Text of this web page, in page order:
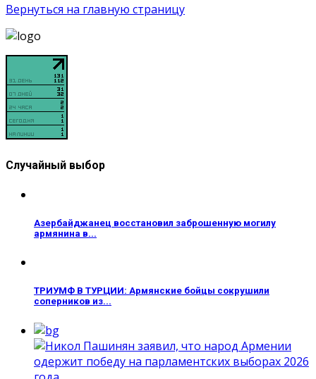
Вернуться на главную страницу
Случайный выбор
Азербайджанец восстановил заброшенную могилу
армянина в...
ТРИУМФ В ТУРЦИИ: Армянские бойцы сокрушили
соперников из...